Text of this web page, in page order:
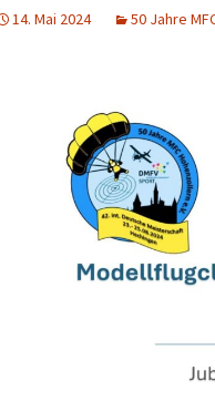
14. Mai 2024 50 Jahre